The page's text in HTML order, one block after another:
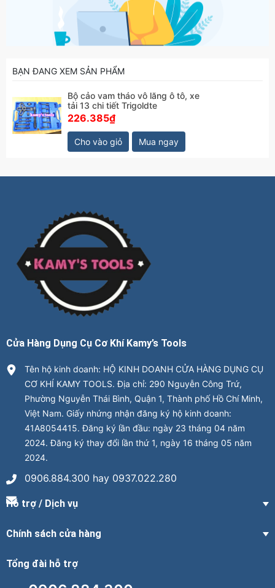
BẠN ĐANG XEM SẢN PHẨM
Bộ cảo vam tháo vô lăng ô tô, xe
tải 13 chi tiết Trigoldte
226.385₫
Cho vào giỏ Mua ngay
Cửa Hàng Dụng Cụ Cơ Khí Kamy’s Tools
Tên hộ kinh doanh: HỘ KINH DOANH CỬA HÀNG DỤNG CỤ
CƠ KHÍ KAMY TOOLS. Địa chỉ: 290 Nguyễn Công Trứ,
Phường Nguyễn Thái Bình, Quận 1, Thành phố Hồ Chí Minh,
Việt Nam. Giấy nhứng nhận đăng ký hộ kinh doanh:
41A8054415. Đăng ký lần đầu: ngày 23 tháng 04 năm
2024. Đăng ký thay đổi lần thứ 1, ngày 16 tháng 05 năm
2024.
0906.884.300 hay 0937.022.280
Hỗ trợ / Dịch vụ
Chính sách cửa hàng
Tổng đài hỗ trợ